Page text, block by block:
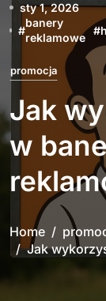
sty 1, 2026
#
banery
reklamowe
#
promocja
Jak
w
Home
Jak